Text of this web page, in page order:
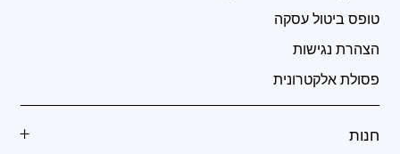
טופס ביטול עסקה
הצהרת נגישות
פסולת אלקטרונית
חנות